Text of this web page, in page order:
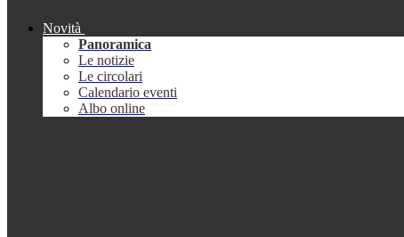
Novità
Panoramica
Le notizie
Le circolari
Calendario eventi
Albo online